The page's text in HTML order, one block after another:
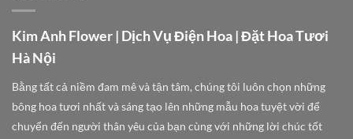
Kim Anh Flower | Dịch Vụ Điện Hoa | Đặt Hoa Tươi
Hà Nội
Bằng tất cả niềm đam mê và tận tâm, chúng tôi luôn chọn những
bông hoa tươi nhất và sáng tạo lên những mẫu hoa tuyệt vời để
chuyển đến người thân yêu của bạn cùng với những lời chúc tốt